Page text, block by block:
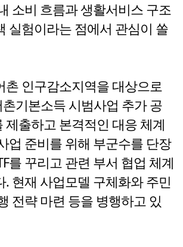
소비 흐름과 생활서비스 구조
실험이라는 점에서 관심이 쏠
촌 인구감소지역을 대상으로
기본소득 시범사업 추가 공
제출하고 본격적인 대응 체계
업 준비를 위해 부군수를 단장
를 꾸리고 관련 부서 협업 체계
. 현재 사업모델 구체화와 주민
전략 마련 등을 병행하고 있